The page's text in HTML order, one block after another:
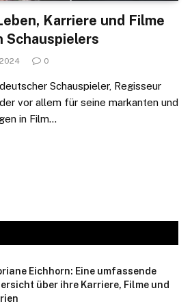
Karriere und Filme
Schauspielers
0
Schauspieler, Regisseur
vor allem für seine markanten und
in Film…
Eichhorn: Eine umfassende
über ihre Karriere, Filme und